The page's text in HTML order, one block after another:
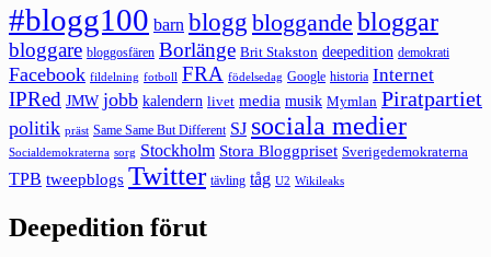
#blogg100 barn blogg bloggande bloggar
bloggare bloggosfären Borlänge Brit Stakston deepedition demokrati
Facebook fildelning fotboll FRA födelsedag Google historia Internet
IPRed JMW jobb kalendern livet media musik Mymlan Piratpartiet
politik präst Same Same But Different SJ sociala medier
Socialdemokraterna sorg Stockholm Stora Bloggpriset Sverigedemokraterna
TPB tweepblogs Twitter tävling tåg U2 Wikileaks
Deepedition förut